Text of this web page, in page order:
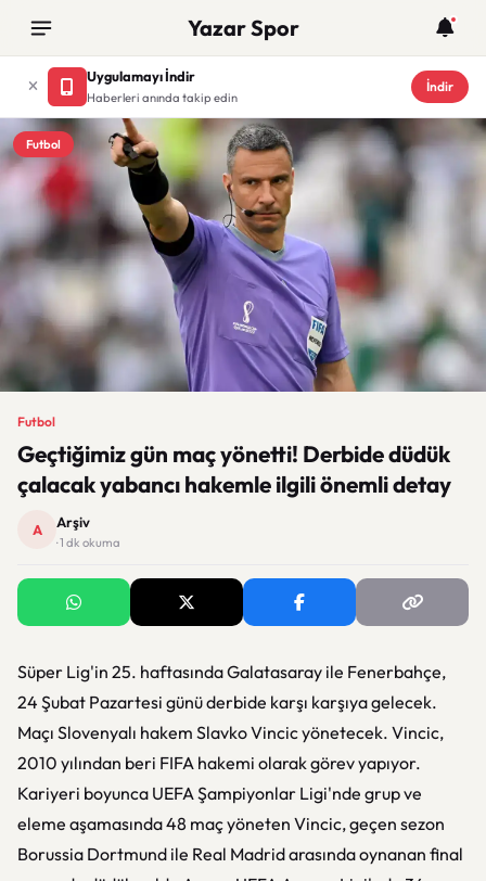
Yazar Spor
Uygulamayı İndir
Haberleri anında takip edin
İndir
Futbol
Futbol
Geçtiğimiz gün maç yönetti! Derbide düdük
çalacak yabancı hakemle ilgili önemli detay
A Arşiv
· 1 dk okuma
Süper Lig'in 25. haftasında Galatasaray ile Fenerbahçe,
24 Şubat Pazartesi günü derbide karşı karşıya gelecek.
Maçı Slovenyalı hakem Slavko Vincic yönetecek. Vincic,
2010 yılından beri FIFA hakemi olarak görev yapıyor.
Kariyeri boyunca UEFA Şampiyonlar Ligi'nde grup ve
eleme aşamasında 48 maç yöneten Vincic, geçen sezon
Borussia Dortmund ile Real Madrid arasında oynanan final